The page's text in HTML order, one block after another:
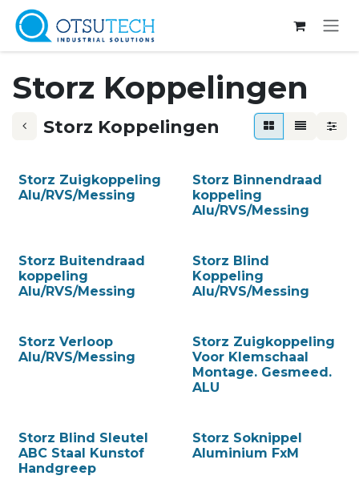
Overslaan naar inhoud
Storz Koppelingen
Storz Koppelingen
Storz Zuigkoppeling
Alu/RVS/Messing
Storz Binnendraad
koppeling
Alu/RVS/Messing
Storz Buitendraad
koppeling
Alu/RVS/Messing
Storz Blind
Koppeling
Alu/RVS/Messing
Storz Verloop
Alu/RVS/Messing
Storz Zuigkoppeling
Voor Klemschaal
Montage. Gesmeed.
ALU
Storz Blind Sleutel
ABC Staal Kunstof
Handgreep
Storz Soknippel
Aluminium FxM